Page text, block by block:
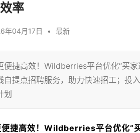
率
年04月17日 • 最新
便捷高效！Wildberries平台优化“买
自提点招聘服务，助力快速招工；投
划
便捷高效！Wildberries平台优化“